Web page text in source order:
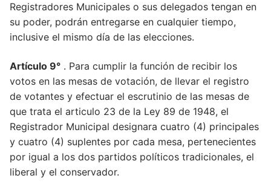
Registradores Municipales o sus delegados tengan en
su poder, podrán entregarse en cualquier tiempo,
inclusive el mismo día de las elecciones.
Artículo 9° . Para cumplir la función de recibir los
votos en las mesas de votación, de llevar el registro
de votantes y efectuar el escrutinio de las mesas de
que trata el articulo 23 de la Ley 89 de 1948, el
Registrador Municipal designara cuatro (4) principales
y cuatro (4) suplentes por cada mesa, pertenecientes
por igual a los dos partidos políticos tradicionales, el
liberal y el conservador.